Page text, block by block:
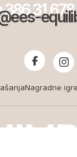
31
Nagradne igre